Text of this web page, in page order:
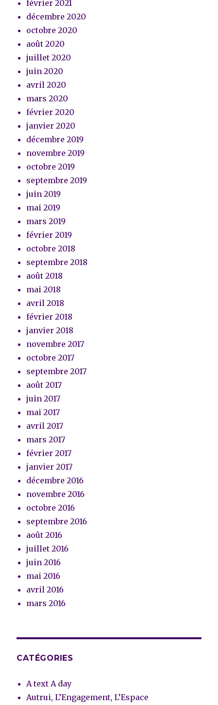
février 2021
décembre 2020
octobre 2020
août 2020
juillet 2020
juin 2020
avril 2020
mars 2020
février 2020
janvier 2020
décembre 2019
novembre 2019
octobre 2019
septembre 2019
juin 2019
mai 2019
mars 2019
février 2019
octobre 2018
septembre 2018
août 2018
mai 2018
avril 2018
février 2018
janvier 2018
novembre 2017
octobre 2017
septembre 2017
août 2017
juin 2017
mai 2017
avril 2017
mars 2017
février 2017
janvier 2017
décembre 2016
novembre 2016
octobre 2016
septembre 2016
août 2016
juillet 2016
juin 2016
mai 2016
avril 2016
mars 2016
CATÉGORIES
A text A day
Autrui, L’Engagement, L’Espace